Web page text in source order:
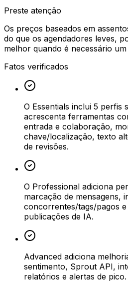
Preste atenção
Os preços baseados em
do que os agendadores leves,
melhor quando é necessário
Fatos verificados
O Essentials inclui 5 perfis
acrescenta ferramentas
entrada e colaboração,
chave/localização, texto
de revisões.
O Professional adiciona
marcação de mensagens,
concorrentes/tags/pagos
publicações de IA.
Advanced adiciona
sentimento, Sprout API,
relatórios e alertas de pico.